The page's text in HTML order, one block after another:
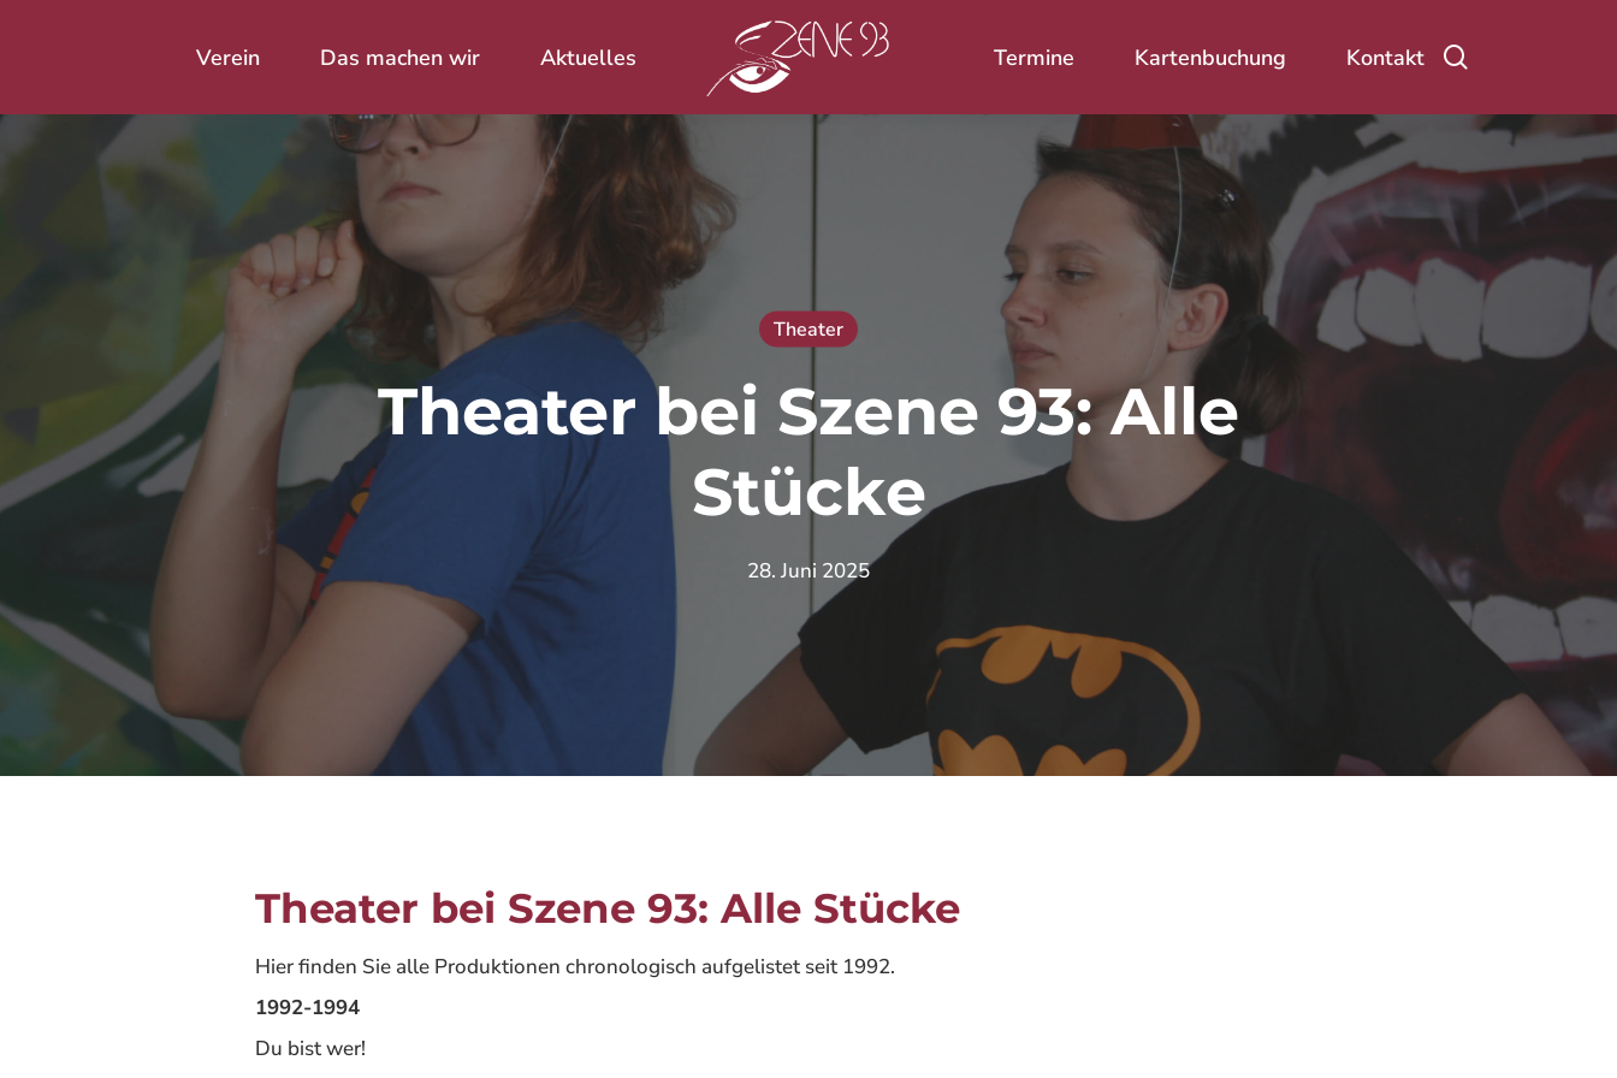
Drücke Enter zum Suchen oder ESC zum Schließen.
Verein Das machen wir Aktuelles Termine Kartenbuchung Kontakt
Theater
Theater bei Szene 93: Alle
Stücke
28. Juni 2025
Theater bei Szene 93: Alle Stücke
Hier finden Sie alle Produktionen chronologisch aufgelistet seit 1992.
1992-1994
Du bist wer!